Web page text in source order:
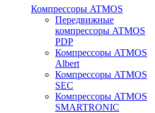
Компрессоры ATMOS
Передвижные
компрессоры ATMOS
PDP
Компрессоры ATMOS
Albert
Компрессоры ATMOS
SEC
Компрессоры ATMOS
SMARTRONIC